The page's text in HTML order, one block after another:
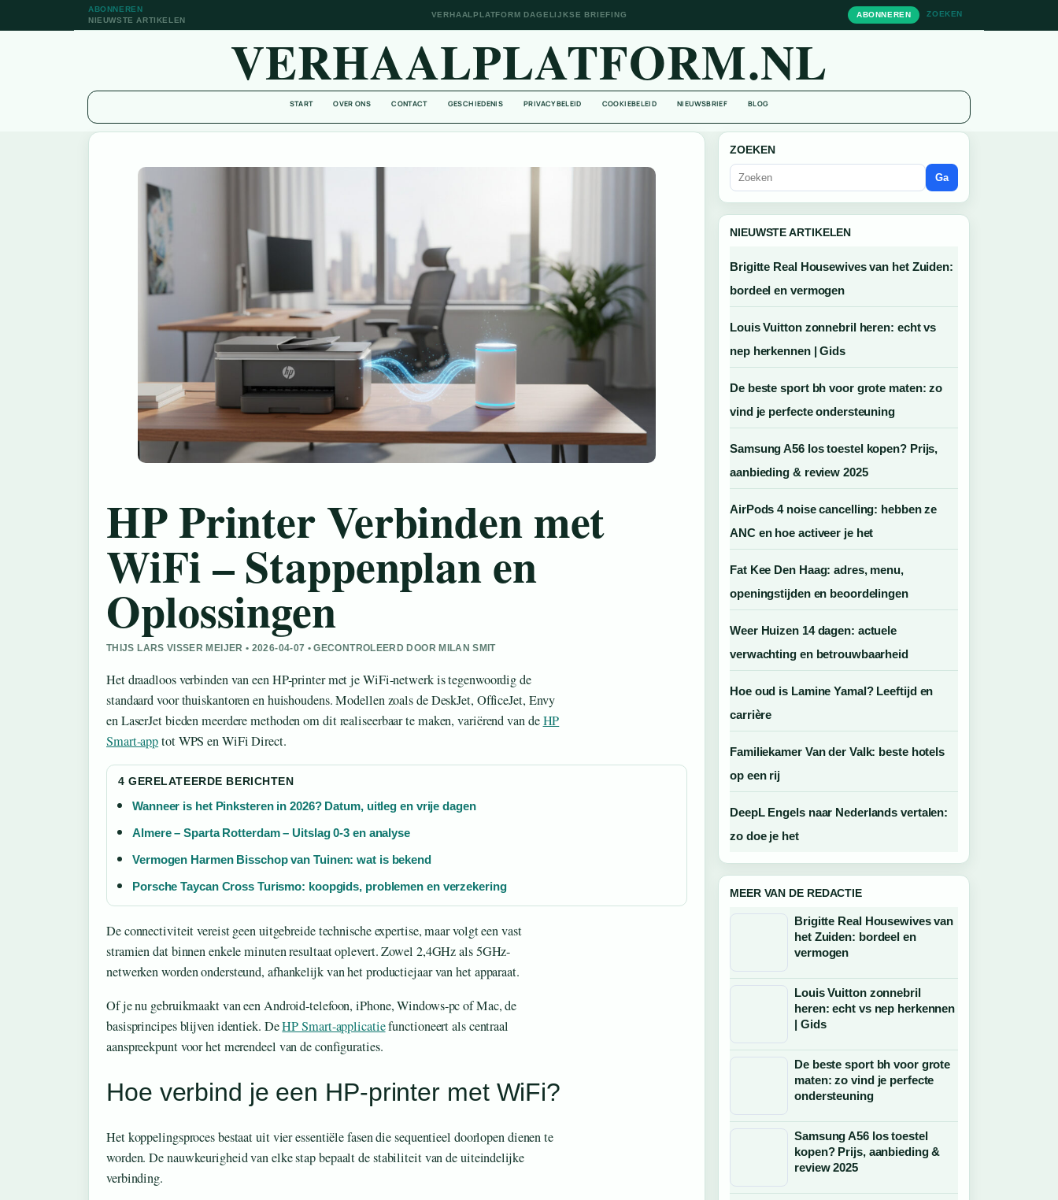
ABONNEREN
NIEUWSTE ARTIKELEN
VERHAALPLATFORM DAGELIJKSE BRIEFING ABONNEREN ZOEKEN
VERHAALPLATFORM.NL
START OVER ONS CONTACT GESCHIEDENIS PRIVACYBELEID COOKIEBELEID NIEUWSBRIEF BLOG
HP Printer Verbinden met
WiFi – Stappenplan en
Oplossingen
THIJS LARS VISSER MEIJER • 2026-04-07 • GECONTROLEERD DOOR MILAN SMIT
Het draadloos verbinden van een HP-printer met je WiFi-netwerk is tegenwoordig de
standaard voor thuiskantoren en huishoudens. Modellen zoals de DeskJet, OfficeJet, Envy
en LaserJet bieden meerdere methoden om dit realiseerbaar te maken, variërend van deHP
Smart-apptot WPS en WiFi Direct.
4 GERELATEERDE BERICHTEN
Wanneer is het Pinksteren in 2026? Datum, uitleg en vrije dagen
Almere – Sparta Rotterdam – Uitslag 0-3 en analyse
Vermogen Harmen Bisschop van Tuinen: wat is bekend
Porsche Taycan Cross Turismo: koopgids, problemen en verzekering
De connectiviteit vereist geen uitgebreide technische expertise, maar volgt een vast
stramien dat binnen enkele minuten resultaat oplevert. Zowel 2,4GHz als 5GHz-
netwerken worden ondersteund, afhankelijk van het productiejaar van het apparaat.
Of je nu gebruikmaakt van een Android-telefoon, iPhone, Windows-pc of Mac, de
basisprincipes blijven identiek. DeHP Smart-applicatiefunctioneert als centraal
aanspreekpunt voor het merendeel van de configuraties.
Hoe verbind je een HP-printer met WiFi?
Het koppelingsproces bestaat uit vier essentiële fasen die sequentieel doorlopen dienen te
worden. De nauwkeurigheid van elke stap bepaalt de stabiliteit van de uiteindelijke
verbinding.
ZOEKEN
Ga
NIEUWSTE ARTIKELEN
Brigitte Real Housewives van het Zuiden:
bordeel en vermogen
Louis Vuitton zonnebril heren: echt vs
nep herkennen | Gids
De beste sport bh voor grote maten: zo
vind je perfecte ondersteuning
Samsung A56 los toestel kopen? Prijs,
aanbieding & review 2025
AirPods 4 noise cancelling: hebben ze
ANC en hoe activeer je het
Fat Kee Den Haag: adres, menu,
openingstijden en beoordelingen
Weer Huizen 14 dagen: actuele
verwachting en betrouwbaarheid
Hoe oud is Lamine Yamal? Leeftijd en
carrière
Familiekamer Van der Valk: beste hotels
op een rij
DeepL Engels naar Nederlands vertalen:
zo doe je het
MEER VAN DE REDACTIE
Brigitte Real Housewives van
het Zuiden: bordeel en
vermogen
Louis Vuitton zonnebril
heren: echt vs nep herkennen
| Gids
De beste sport bh voor grote
maten: zo vind je perfecte
ondersteuning
Samsung A56 los toestel
kopen? Prijs, aanbieding &
review 2025